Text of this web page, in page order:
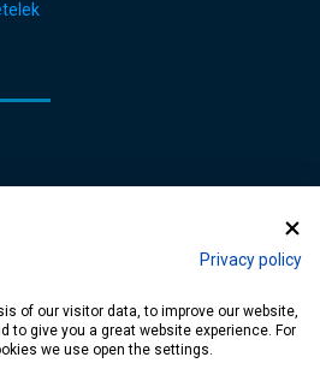
Privacy policy
of our visitor data, to improve our website,
to give you a great website experience. For
we use open the settings.